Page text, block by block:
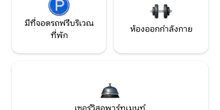
มีที่จอดรถฟรีบริเวณ
ที่พัก
ห้องออกกำลังกาย